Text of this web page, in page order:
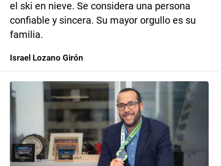
el ski en nieve. Se considera una persona
confiable y sincera. Su mayor orgullo es su
familia.
Israel Lozano Girón